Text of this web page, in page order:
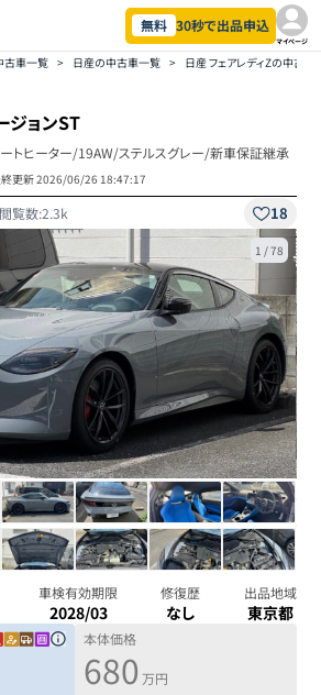
無料 30秒で出品申込
マイページ
古車一覧 > 日産の中古車一覧 > 日産 フェアレディZの中古車
ジョンST
トヒーター/19AW/ステルスグレー/新車保証継承
更新2026/06/26 18:47:17
閲覧数:2.3k 18
1 /78
車検有効期限
2028/03
修復歴
なし
出品地域
東京都
本体価格
680 万円